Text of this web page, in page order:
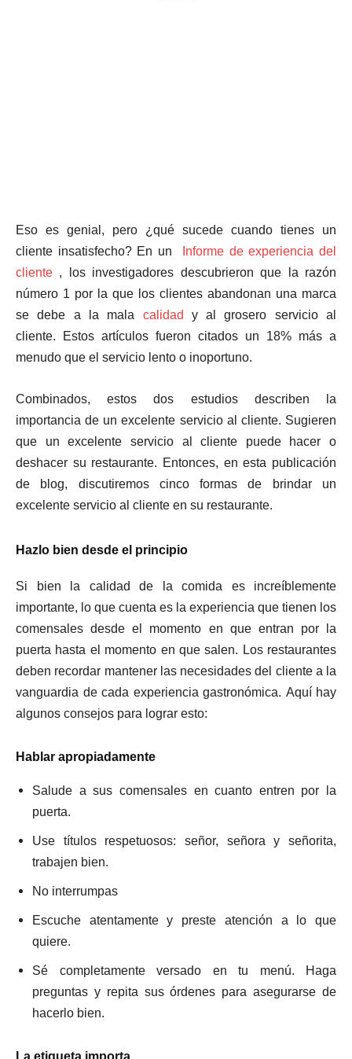
Eso es genial, pero ¿qué sucede cuando tienes un
cliente insatisfecho? En un
Informe de experiencia del
cliente , los investigadores descubrieron que la razón
número 1 por la que los clientes abandonan una marca
se debe a la mala calidad y al grosero servicio al
cliente. Estos artículos fueron citados un 18% más a
menudo que el servicio lento o inoportuno.
Combinados, estos dos estudios describen la
importancia de un excelente servicio al cliente. Sugieren
que un excelente servicio al cliente puede hacer o
deshacer su restaurante. Entonces, en esta publicación
de blog, discutiremos cinco formas de brindar un
excelente servicio al cliente en su restaurante.
Hazlo bien desde el principio
Si bien la calidad de la comida es increíblemente
importante, lo que cuenta es la experiencia que tienen los
comensales desde el momento en que entran por la
puerta hasta el momento en que salen. Los restaurantes
deben recordar mantener las necesidades del cliente a la
vanguardia de cada experiencia gastronómica. Aquí hay
algunos consejos para lograr esto:
Hablar apropiadamente
Salude a sus comensales en cuanto entren por la
puerta.
Use títulos respetuosos: señor, señora y señorita,
trabajen bien.
No interrumpas
Escuche atentamente y preste atención a lo que
quiere.
Sé completamente versado en tu menú. Haga
preguntas y repita sus órdenes para asegurarse de
hacerlo bien.